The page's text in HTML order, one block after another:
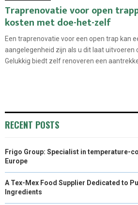
Traprenovatie voor open
kosten met doe-het-zelf
Een traprenovatie voor een open trap kan
aangelegenheid zijn als u dit laat uitvoeren
Gelukkig biedt zelf renoveren een
RECENT POSTS
Frigo Group: Specialist in temperature-
Europe
A Tex-Mex Food Supplier Dedicated to
Ingredients